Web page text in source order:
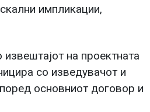
импликации,
на проектната
со изведувачот и
основниот договор и